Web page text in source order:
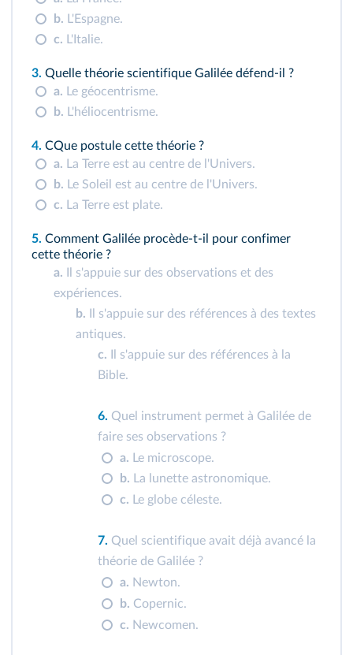
b. L'Espagne.
c. L'Italie.
3. Quelle théorie scientifique Galilée défend-il ?
a. Le géocentrisme.
b. L'héliocentrisme.
4. CQue postule cette théorie ?
a. La Terre est au centre de l'Univers.
b. Le Soleil est au centre de l'Univers.
c. La Terre est plate.
5. Comment Galilée procède-t-il pour confimer
cette théorie ?
a. Il s'appuie sur des observations et des
expériences.
b. Il s'appuie sur des références à des textes
antiques.
c. Il s'appuie sur des références à la
Bible.
6. Quel instrument permet à Galilée de
faire ses observations ?
a. Le microscope.
b. La lunette astronomique.
c. Le globe céleste.
7. Quel scientifique avait déjà avancé la
théorie de Galilée ?
a. Newton.
b. Copernic.
c. Newcomen.